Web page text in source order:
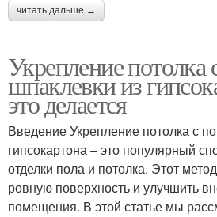
читать дальше →
Укрепление
шпаклевки из
это делается
Введение Укрепление потолка с
гипсокартона – это популярный
отделки пола и потолка. Этот
ровную поверхность и улучшить
помещения. В этой статье мы